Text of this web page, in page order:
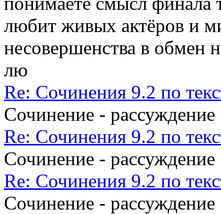
любит живых актёров и
несовершенства в обмен
лю
Re: Сочинения 9.2 по
Сочинение - рассуждение
Re: Сочинения 9.2 по
Сочинение - рассуждение
Re: Сочинения 9.2 по
Сочинение - рассуждение